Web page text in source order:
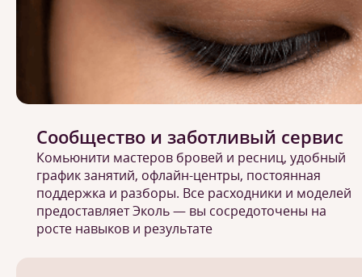
Сообщество и заботливый сервис
Комьюнити мастеров бровей и ресниц, удобный
график занятий, офлайн-центры, постоянная
поддержка и разборы. Все расходники и моделей
предоставляет Эколь — вы сосредоточены на
росте навыков и результате